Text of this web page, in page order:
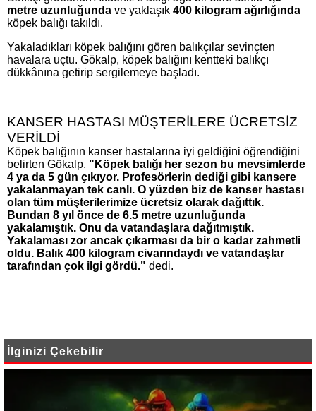
metre uzunluğunda ve yaklaşık 400 kilogram ağırlığında
köpek balığı takıldı.
Yakaladıkları köpek balığını gören balıkçılar sevinçten
havalara uçtu. Gökalp, köpek balığını kentteki balıkçı
dükkânına getirip sergilemeye başladı.
KANSER HASTASI MÜŞTERİLERE ÜCRETSİZ
VERİLDİ
Köpek balığının kanser hastalarına iyi geldiğini öğrendiğini
belirten Gökalp, "Köpek balığı her sezon bu mevsimlerde
4 ya da 5 gün çıkıyor. Profesörlerin dediği gibi kansere
yakalanmayan tek canlı. O yüzden biz de kanser hastası
olan tüm müşterilerimize ücretsiz olarak dağıttık.
Bundan 8 yıl önce de 6.5 metre uzunluğunda
yakalamıştık. Onu da vatandaşlara dağıtmıştık.
Yakalaması zor ancak çıkarması da bir o kadar zahmetli
oldu. Balık 400 kilogram civarındaydı ve vatandaşlar
tarafından çok ilgi gördü." dedi.
İlginizi Çekebilir